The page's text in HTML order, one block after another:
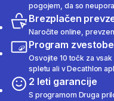
pogojem, da so
Brezplačen
Naročite online,
Program
Osvojite 10 točk za
spletu ali v Decathlon
2 leti garancije
S programom Druga